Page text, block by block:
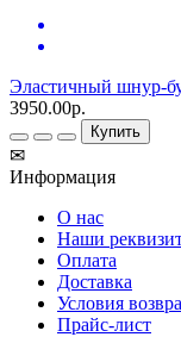
Эластичный шнур-
3950.00р.
Купить
✉
Информация
О нас
Наши
Оплата
Доставка
Условия
Прайс-лист